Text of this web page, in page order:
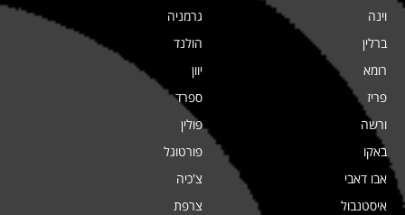
וינה
ברלין
רומא
פריז
ורשה
באקו
אבו דאבי
איסטנבול
גרמניה
הולנד
יוון
ספרד
פולין
פורטוגל
צ'כיה
צרפת